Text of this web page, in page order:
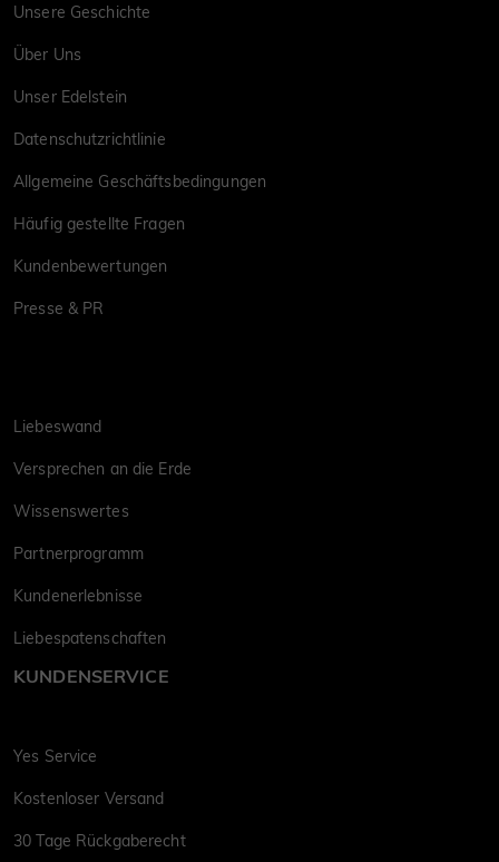
Unsere Geschichte
Über Uns
Unser Edelstein
Datenschutzrichtlinie
Allgemeine Geschäftsbedingungen
Häufig gestellte Fragen
Kundenbewertungen
Presse & PR
Liebeswand
Versprechen an die Erde
Wissenswertes
Partnerprogramm
Kundenerlebnisse
Liebespatenschaften
KUNDENSERVICE
Yes Service
Kostenloser Versand
30 Tage Rückgaberecht